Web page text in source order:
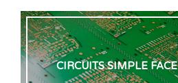
CIRCUITS SIMPLE FACE